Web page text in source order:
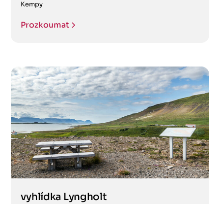
Kempy
Prozkoumat
vyhlídka Lyngholt